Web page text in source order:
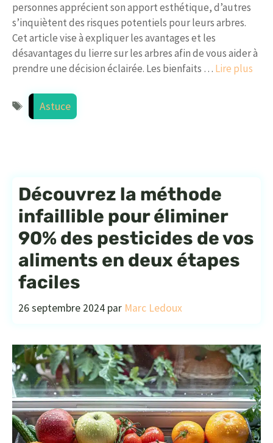
personnes apprécient son apport esthétique, d’autres
s’inquiètent des risques potentiels pour leurs arbres.
Cet article vise à expliquer les avantages et les
désavantages du lierre sur les arbres afin de vous aider à
prendre une décision éclairée. Les bienfaits … Lire plus
Étiquettes
Astuce
Découvrez la méthode
infaillible pour éliminer
90% des pesticides de vos
aliments en deux étapes
faciles
26 septembre 2024 par Marc Ledoux